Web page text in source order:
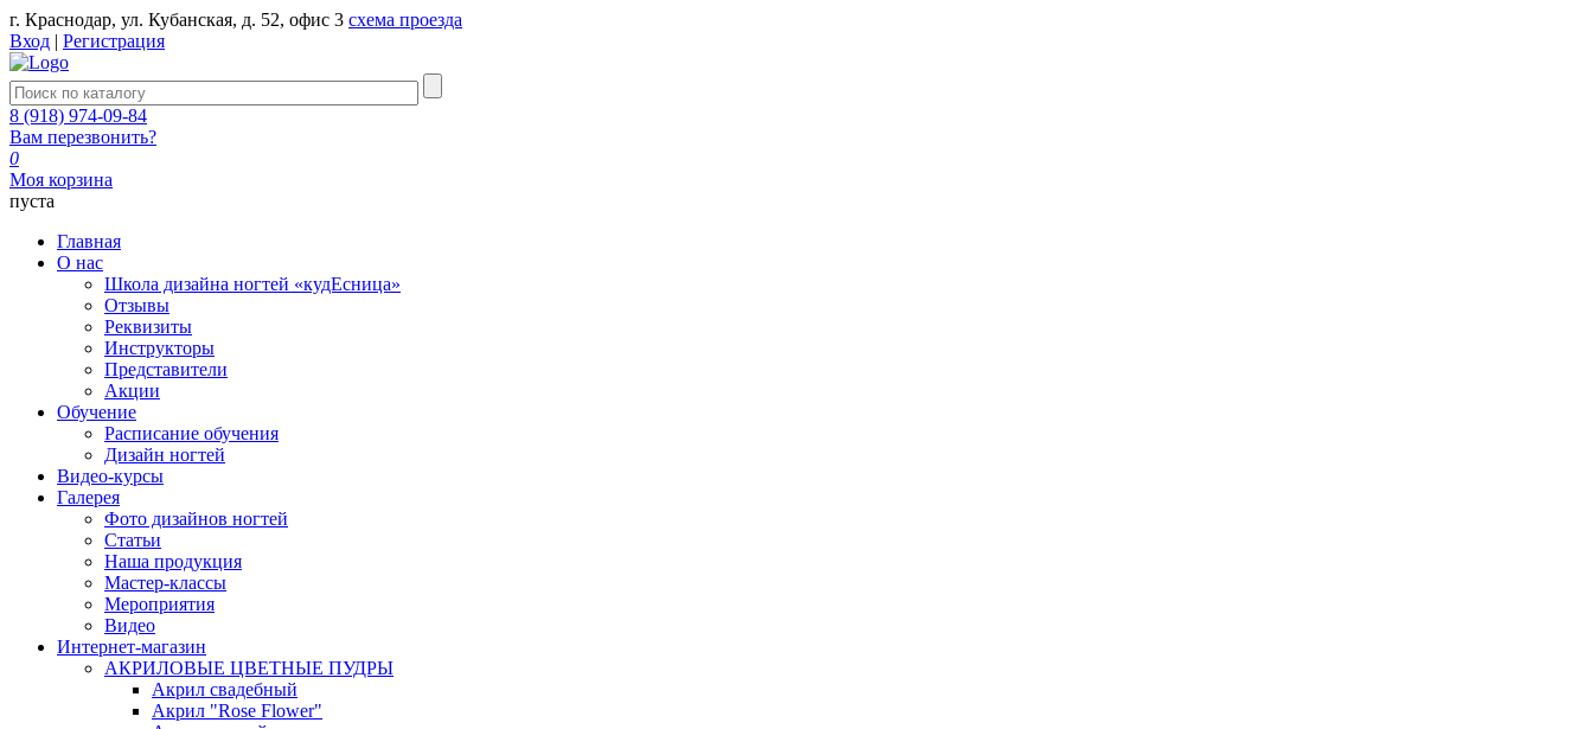
г. Краснодар, ул. Кубанская, д. 52, офис 3 схема проезда
Вход | Регистрация
8 (918) 974-09-84
Вам перезвонить?
0
Моя корзина
пуста
Главная
О нас
Школа дизайна ногтей «кудЕсница»
Отзывы
Реквизиты
Инструкторы
Представители
Акции
Обучение
Расписание обучения
Дизайн ногтей
Видео-курсы
Галерея
Фото дизайнов ногтей
Статьи
Наша продукция
Мастер-классы
Мероприятия
Видео
Интернет-магазин
АКРИЛОВЫЕ ЦВЕТНЫЕ ПУДРЫ
Акрил свадебный
Акрил "Rose Flower"